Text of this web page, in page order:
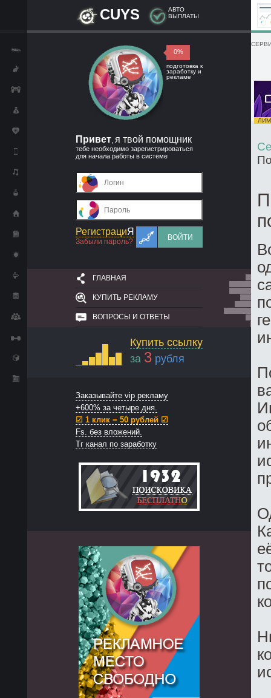
CUYS
АВТО
ВЫПЛАТЫ
0%
подготовка к
заработку и
рекламе
Привет я твой помощник
тебе необходимо зарегистрироваться
для начала работы в системе
РегистрациЯ
Забыли пароль?
ВОЙТИ
ГЛАВНАЯ
КУПИТЬ РЕКЛАМУ
ВОПРОСЫ И ОТВЕТЫ
Купить ссылку
за 3 рубля
Заказывайте vip рекламу
+600% за четыре дня.
☑ 1 клик = 50 рублей ☑
Fs. без вложений.
Тг канал по заработку